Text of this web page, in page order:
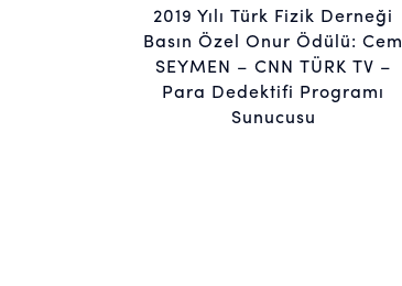
2019 Yılı Türk Fizik Derneği
Basın Özel Onur Ödülü: Cem
SEYMEN – CNN TÜRK TV –
Para Dedektifi Programı
Sunucusu